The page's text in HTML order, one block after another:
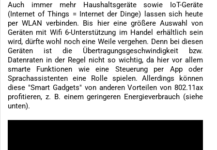
Auch immer mehr Haushaltsgeräte sowie IoT-Geräte
(Internet of Things = Internet der Dinge) lassen sich heute
per WLAN verbinden. Bis hier eine größere Auswahl von
Geräten mit Wifi 6-Unterstützung im Handel erhältlich sein
wird, dürfte wohl noch eine Weile vergehen. Denn bei diesen
Geräten ist die Übertragungsgeschwindigkeit bzw.
Datenraten in der Regel nicht so wichtig, da hier vor allem
smarte Funktionen wie eine Steuerung per App oder
Sprachassistenten eine Rolle spielen. Allerdings können
diese "Smart Gadgets" von anderen Vorteilen von 802.11ax
profitieren, z. B. einem geringeren Energieverbrauch (siehe
unten).